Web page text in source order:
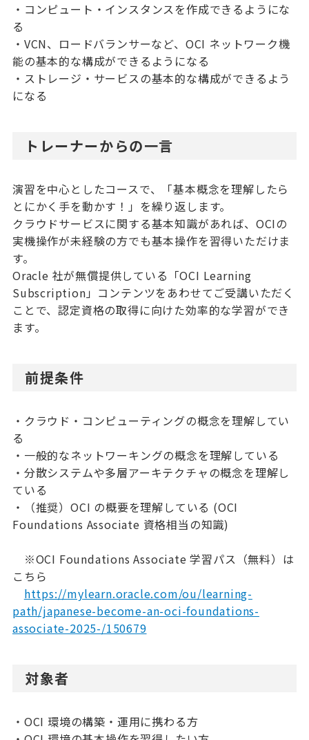
・コンピュート・インスタンスを作成できるようにな
る
・VCN、ロードバランサーなど、OCI ネットワーク機
能の基本的な構成ができるようになる
・ストレージ・サービスの基本的な構成ができるよう
になる
トレーナーからの一言
演習を中心としたコースで、「基本概念を理解したら
とにかく手を動かす！」を繰り返します。
クラウドサービスに関する基本知識があれば、OCIの
実機操作が未経験の方でも基本操作を習得いただけま
す。
Oracle 社が無償提供している「OCI Learning
Subscription」コンテンツをあわせてご受講いただく
ことで、認定資格の取得に向けた効率的な学習ができ
ます。
前提条件
・クラウド・コンピューティングの概念を理解してい
る
・一般的なネットワーキングの概念を理解している
・分散システムや多層アーキテクチャの概念を理解し
ている
・（推奨）OCI の概要を理解している (OCI
Foundations Associate 資格相当の知識)
※OCI Foundations Associate 学習パス（無料）は
こちら
https://mylearn.oracle.com/ou/learning-
path/japanese-become-an-oci-foundations-
associate-2025-/150679
対象者
・OCI 環境の構築・運用に携わる方